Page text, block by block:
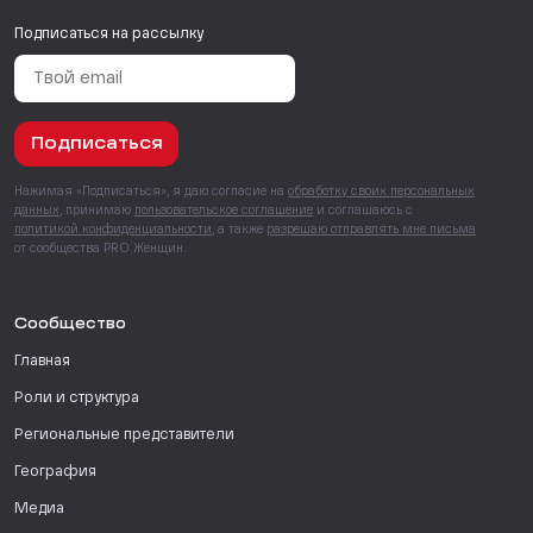
Подписаться на рассылку
Подписаться
Нажимая «Подписаться», я даю согласие на обработку своих персональных
данных , принимаю пользовательское соглашение и соглашаюсь с
политикой конфиденциальности , а также разрешаю отправлять мне письма
от сообщества PRO Женщин.
Сообщество
Главная
Роли и структура
Региональные представители
География
Медиа